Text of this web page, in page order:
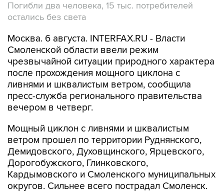
Погибли два человека, 15 тыс. потребителей
остались без света
Москва. 6 августа. INTERFAX.RU - Власти
Смоленской области ввели режим
чрезвычайной ситуации природного характера
после прохождения мощного циклона с
ливнями и шквалистым ветром, сообщила
пресс-служба регионального правительства
вечером в четверг.
Мощный циклон с ливнями и шквалистым
ветром прошел по территории Руднянского,
Демидовского, Духовщинского, Ярцевского,
Дорогобужского, Глинковского,
Кардымовского и Смоленского муниципальных
округов. Сильнее всего пострадал Смоленск.